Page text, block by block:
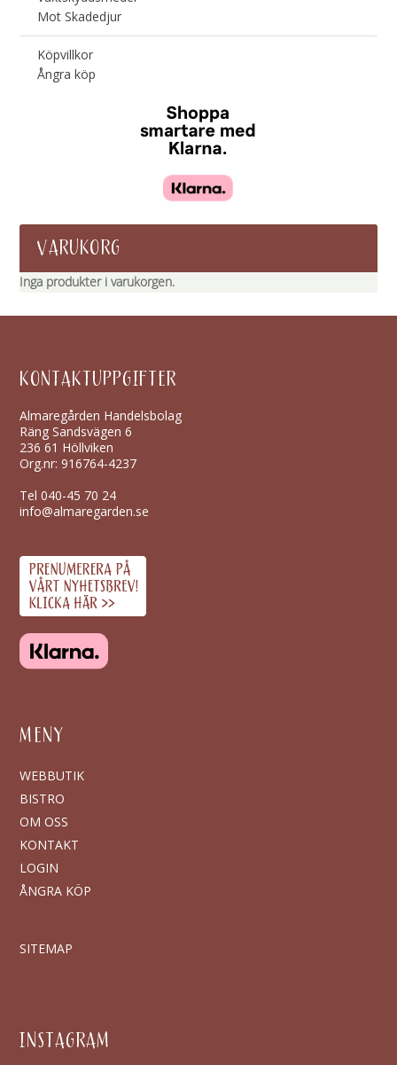
Mot Skadedjur
Köpvillkor
Ångra köp
VARUKORG
Inga produkter i varukorgen.
KONTAKTUPPGIFTER
Almaregården Handelsbolag
Räng Sandsvägen 6
236 61 Höllviken
Org.nr: 916764-4237
Tel040-45 70 24
info@almaregarden.se
MENY
WEBBUTIK
BISTRO
OM OSS
KONTAKT
LOGIN
ÅNGRA KÖP
SITEMAP
INSTAGRAM